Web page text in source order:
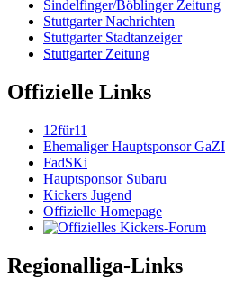
Sindelfinger/Böblinger Zeitung
Stuttgarter Nachrichten
Stuttgarter Stadtanzeiger
Stuttgarter Zeitung
Offizielle Links
12für11
Ehemaliger Hauptsponsor GaZI
FadSKi
Hauptsponsor Subaru
Kickers Jugend
Offizielle Homepage
Regionalliga-Links